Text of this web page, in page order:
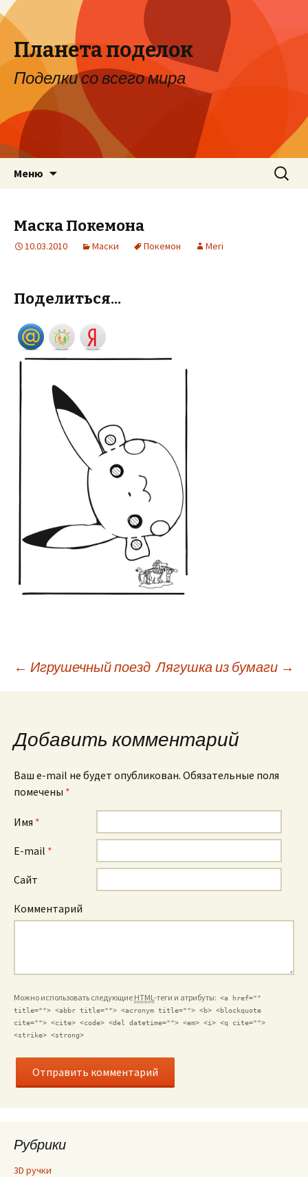
Планета поделок
Поделки со всего мира
Меню Найти:
Маска Покемона
10.03.2010 Маски Покемон Meri
Поделиться...
Навигация по
записям
← Игрушечный поезд Лягушка из бумаги →
Добавить комментарий
Ваш e-mail не будет опубликован. Обязательные поля
помечены *
Имя *
E-mail *
Сайт
Комментарий
Можно использовать следующие HTML -теги и атрибуты: <a href=""
title=""> <abbr title=""> <acronym title=""> <b> <blockquote
cite=""> <cite> <code> <del datetime=""> <em> <i> <q cite="">
<strike> <strong>
Рубрики
3D ручки